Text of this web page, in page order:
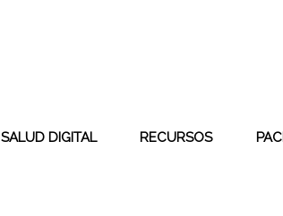
SALUD DIGITAL RECURSOS